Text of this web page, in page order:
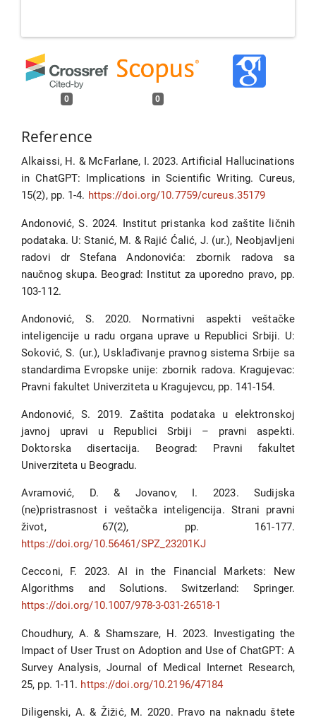
0 0
Reference
Alkaissi, H. & McFarlane, I. 2023. Artificial Hallucinations
in ChatGPT: Implications in Scientific Writing. Cureus,
15(2), pp. 1-4. https://doi.org/10.7759/cureus.35179
Andonović, S. 2024. Institut pristanka kod zaštite ličnih
podataka. U: Stanić, M. & Rajić Ćalić, J. (ur.), Neobjavljeni
radovi dr Stefana Andonovića: zbornik radova sa
naučnog skupa. Beograd: Institut za uporedno pravo, pp.
103-112.
Andonović, S. 2020. Normativni aspekti veštačke
inteligencije u radu organa uprave u Republici Srbiji. U:
Soković, S. (ur.), Usklađivanje pravnog sistema Srbije sa
standardima Evropske unije: zbornik radova. Kragujevac:
Pravni fakultet Univerziteta u Kragujevcu, pp. 141-154.
Andonović, S. 2019. Zaštita podataka u elektronskoj
javnoj upravi u Republici Srbiji – pravni aspekti.
Doktorska disertacija. Beograd: Pravni fakultet
Univerziteta u Beogradu.
Avramović, D. & Jovanov, I. 2023. Sudiјska
(ne)pristrasnost i veštačka inteligencija. Strani pravni
život, 67(2), pp. 161-177.
https://doi.org/10.56461/SPZ_23201KJ
Cecconi, F. 2023. AI in the Financial Markets: New
Algorithms and Solutions. Switzerland: Springer.
https://doi.org/10.1007/978-3-031-26518-1
Choudhury, A. & Shamszare, H. 2023. Investigating the
Impact оf User Trust оn Adoption аnd Use оf ChatGPT: А
Survey Analysis, Journal of Medical Internet Research,
25, pp. 1-11. https://doi.org/10.2196/47184
Diligenski, A. & Žižić, M. 2020. Pravo na naknadu štete